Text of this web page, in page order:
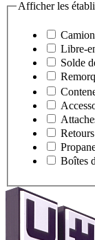
Afficher les
Libre-
Solde
Boîtes